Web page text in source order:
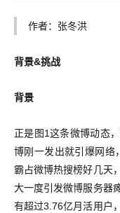
作者：张冬洪
背景&挑战
背景
正是图1这条微博动态
博刚一发出就引爆网络
霸占微博热搜榜好几天
大一度引发微博服务器
有超过3.76亿月活用户